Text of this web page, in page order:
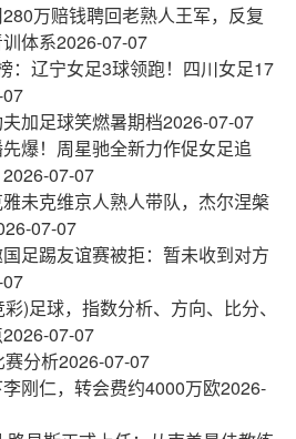
万赔钱聘回老熟人王军，反复
体系2026-07-07
：辽宁女足3球领跑！四川女足17
加足球笑燃暑期档2026-07-07
先爆！周星驰全新力作促女足追
2026-07-07
未克维京人熟人带队，杰尔涅槃
07-07
足踢友谊赛被拒：暂未收到对方
)足球，指数分析、方向、比分、
2026-07-07
赛分析2026-07-07
刚仁，转会费约4000万欧2026-